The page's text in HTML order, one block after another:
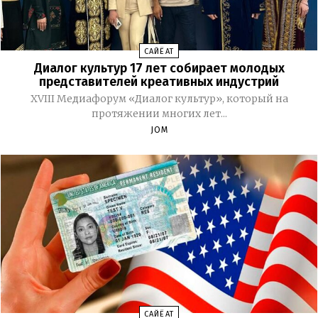
CАЙЁҲАТ
Диалог культур 17 лет собирает молодых
представителей креативных индустрий
XVIII Медиафорум «Диалог культур», который на
протяжении многих лет...
JOM
CАЙЁҲАТ